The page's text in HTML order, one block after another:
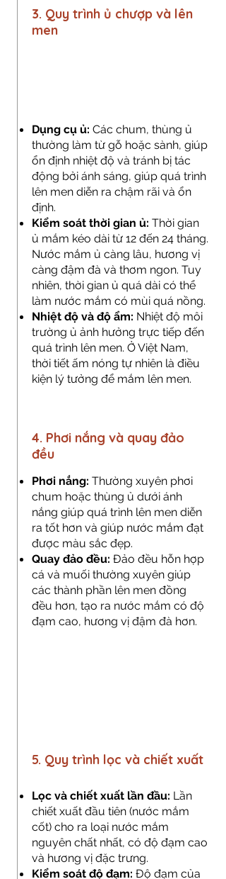
3. Quy trình ủ chượp và lên
men
Dụng cụ ủ: Các chum, thùng ủ
thường làm từ gỗ hoặc sành, giúp
ổn định nhiệt độ và tránh bị tác
động bởi ánh sáng, giúp quá trình
lên men diễn ra chậm rãi và ổn
định.
Kiểm soát thời gian ủ: Thời gian
ủ mắm kéo dài từ 12 đến 24 tháng.
Nước mắm ủ càng lâu, hương vị
càng đậm đà và thơm ngon. Tuy
nhiên, thời gian ủ quá dài có thể
làm nước mắm có mùi quá nồng.
Nhiệt độ và độ ẩm: Nhiệt độ môi
trường ủ ảnh hưởng trực tiếp đến
quá trình lên men. Ở Việt Nam,
thời tiết ấm nóng tự nhiên là điều
kiện lý tưởng để mắm lên men.
4. Phơi nắng và quay đảo
đều
Phơi nắng: Thường xuyên phơi
chum hoặc thùng ủ dưới ánh
nắng giúp quá trình lên men diễn
ra tốt hơn và giúp nước mắm đạt
được màu sắc đẹp.
Quay đảo đều: Đảo đều hỗn hợp
cá và muối thường xuyên giúp
các thành phần lên men đồng
đều hơn, tạo ra nước mắm có độ
đạm cao, hương vị đậm đà hơn.
5. Quy trình lọc và chiết xuất
Lọc và chiết xuất lần đầu: Lần
chiết xuất đầu tiên (nước mắm
cốt) cho ra loại nước mắm
nguyên chất nhất, có độ đạm cao
và hương vị đặc trưng.
Kiểm soát độ đạm: Độ đạm của